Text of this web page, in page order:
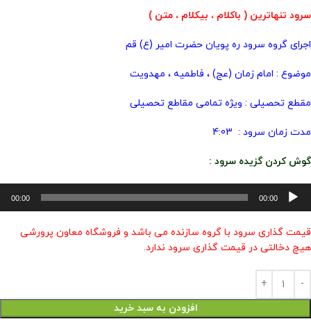
سرود تنهاترین ( باکلام ، بیکلام ، متن )
اجرای گروه سرود ره پویان حضرت امیر (ع) قم
موضوع : امام زمان (عج) ، فاطمیه ، مهدویت
مقطع تحصیلی : ویژه تمامی مقاطع تحصیلی
مدت زمان سرود : 4:03
گوش کردن گزیده سرود :
پخش‌کننده
صوت
00:00
00:00
قیمت گذاری سرود با گروه سازنده می باشد و فروشگاه معاون پرورشی
هیچ دخالتی در قیمت گذاری سرود ندارد.
افزودن به سبد خرید